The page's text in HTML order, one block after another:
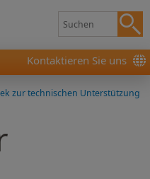
Kontaktieren Sie uns
zur technischen Unterstützung